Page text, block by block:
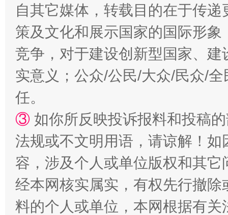
扯下公款旅游的“隐身衣” 如何以
“蜀中异人”王建安的艺术幻境
自其它媒体，转载目的在于传
策及文化和展示国家的国际形
竞争，对于建设创新型国家、
实意义；公众/公民/大众/民众/
任。
③ 如你所反映投诉报料和投稿
法规或不文明用语，请谅解！
容，涉及个人或单位版权和其它
经本网核实属实，有权先行撤
料的个人或单位，本网根据有